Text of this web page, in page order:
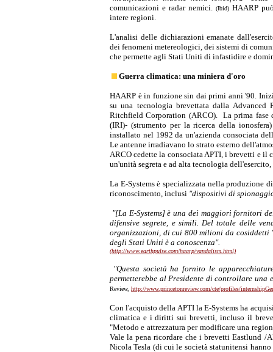
comunicazioni e radar nemici.(Ibid) HAARP
intere regioni.
L'analisi delle dichiarazioni emanate
dei fenomeni metereologici, dei sistemi di
che permette agli Stati Uniti di infastidire e
Guerra climatica: una miniera d'oro
HAARP è in funzione sin dai primi anni '90.
su una tecnologia brevettata dalla Advanced
Ritchfield Corporation (ARCO). La prima fase
(IRI)- (strumento per la ricerca della
installato nel 1992 da un'azienda consociata
Le antenne irradiavano lo strato esterno
ARCO cedette la consociata APTI, i brevetti e il
un'unità segreta e ad alta tecnologia
La E-Systems è specializzata nella produzione
riconoscimento, inclusi "dispositivi di
"[La E-Systems] è una dei maggiori fornitori
difensive segrete, e simili. Del totale delle
organizzazioni, di cui 800 milioni da
degli Stati Uniti è a conoscenza".
(http://www.earthpulse.com/haarp/vandalism.html)
"Questa società ha fornito le
permetterebbe al Presidente di controllare una
Review, http://www.princetonreview.com/cte/profiles/
Con l'acquisto della APTI la E-Systems ha
climatica e i diritti sui brevetti, incluso il
"Metodo e attrezzatura per modificare una
Vale la pena ricordare che i brevetti Eastlund /
Nicola Tesla (di cui le società statunitensi